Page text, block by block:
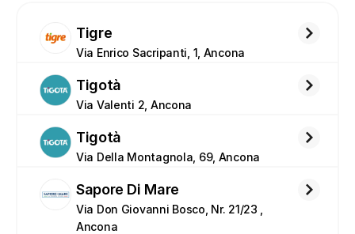
Tigre
Via Enrico Sacripanti, 1, Ancona
Tigotà
Via Valenti 2, Ancona
Tigotà
Via Della Montagnola, 69, Ancona
Sapore Di Mare
Via Don Giovanni Bosco, Nr. 21/23 ,
Ancona